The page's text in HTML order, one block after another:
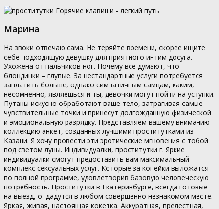
Марина
На звоки отвечаю сама. Не теряйте времени, скорее ищите
себе подходящую девушку для приятного интим досуга.
Ухожена от пальчиков ног. Почему все думают, что
блондинки – глупые. За нестандартные услуги потребуется
заплатить больше, однако симпатичным самцам, каким,
несомненно, являешься и ты, девочки могут пойти на уступки.
Путаны искусно обработают ваше тело, затрагивая самые
чувствительные точки и принесут долгожданную физической
и эмоциональную разрядку. Представляем вашему вниманию
коллекцию анкет, созданных лучшими проститутками из
Казани. Я хочу провести эти эротические мгновения с тобой
под светом луны. Индивидуалки, проститутки г. Яркие
индивидуалки смогут предоставить вам максимальный
комплекс сексуальных услуг. Которые за копейки выложатся
по полной программе, удовлетворив базовую человеческую
потребность. Проститутки в Екатеринбурге, всегда готовые
на выезд, отдадутся в любом совершенно незнакомом месте.
Яркая, живая, настоящая кокетка. Аккуратная, прелестная,